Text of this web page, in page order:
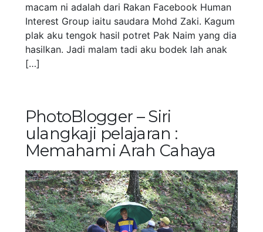
macam ni adalah dari Rakan Facebook Human
Interest Group iaitu saudara Mohd Zaki. Kagum
plak aku tengok hasil potret Pak Naim yang dia
hasilkan. Jadi malam tadi aku bodek lah anak
[…]
PhotoBlogger – Siri
ulangkaji pelajaran :
Memahami Arah Cahaya